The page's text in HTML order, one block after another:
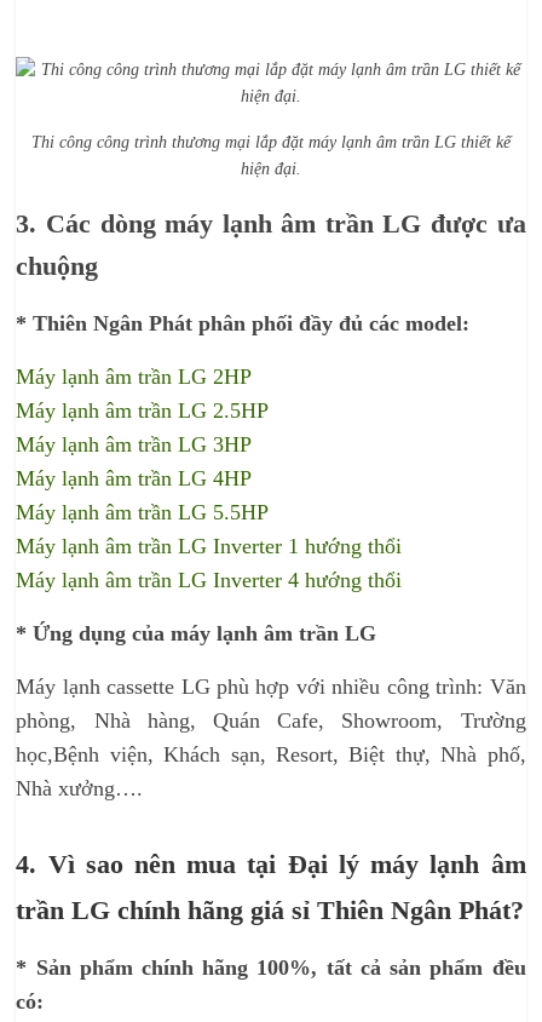
Thi công công trình thương mại lắp đặt máy lạnh âm trần LG thiết kế
hiện đại.
3. Các dòng máy lạnh âm trần LG được ưa
chuộng
* Thiên Ngân Phát phân phối đầy đủ các model:
Máy lạnh âm trần LG 2HP
Máy lạnh âm trần LG 2.5HP
Máy lạnh âm trần LG 3HP
Máy lạnh âm trần LG 4HP
Máy lạnh âm trần LG 5.5HP
Máy lạnh âm trần LG Inverter 1 hướng thổi
Máy lạnh âm trần LG Inverter 4 hướng thổi
* Ứng dụng của máy lạnh âm trần LG
Máy lạnh cassette LG phù hợp với nhiều công trình: Văn
phòng, Nhà hàng, Quán Cafe, Showroom, Trường
học,Bệnh viện, Khách sạn, Resort, Biệt thự, Nhà phố,
Nhà xưởng….
4. Vì sao nên mua tại Đại lý máy lạnh âm
trần LG chính hãng giá sỉ Thiên Ngân Phát?
* Sản phẩm chính hãng 100%, tất cả sản phẩm đều
có: